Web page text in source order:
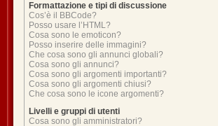
Formattazione e tipi di discussione
Cos’è il BBCode?
Posso usare l’HTML?
Cosa sono le emoticon?
Posso inserire delle immagini?
Che cosa sono gli annunci globali?
Cosa sono gli annunci?
Cosa sono gli argomenti importanti?
Cosa sono gli argomenti chiusi?
Che cosa sono le icone argomenti?
Livelli e gruppi di utenti
Cosa sono gli amministratori?